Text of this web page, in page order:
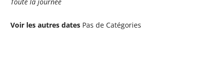
Voir les autres dates Pas de Catégories